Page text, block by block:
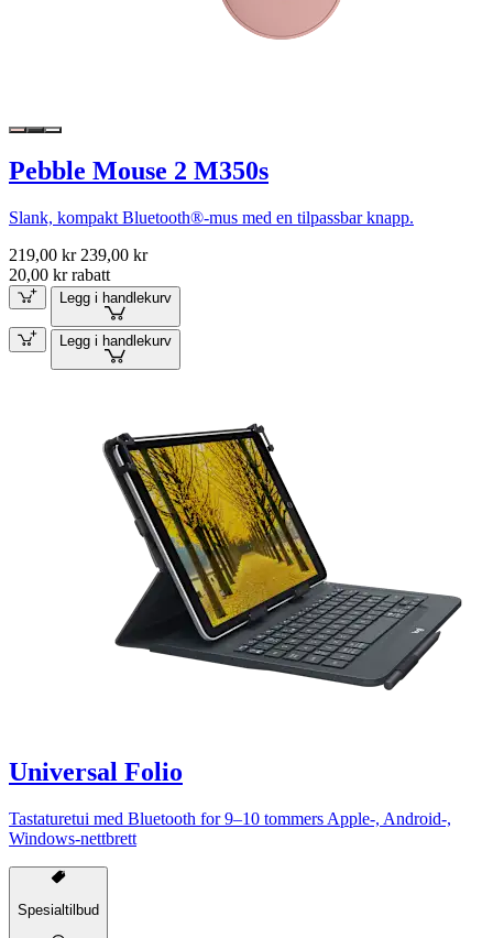
Pebble Mouse 2 M350s
Slank, kompakt Bluetooth®-mus med en tilpassbar knapp.
219,00 kr 239,00 kr
20,00 kr rabatt
Legg i handlekurv
Legg i handlekurv
Universal Folio
Tastaturetui med Bluetooth for 9–10 tommers Apple-, Android-,
Windows-nettbrett
Spesialtilbud